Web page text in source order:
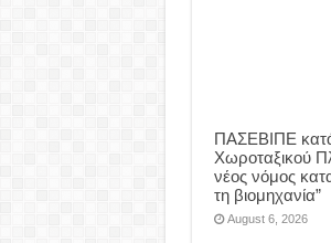
ΠΑΣΕΒΙΠΕ κατά
Χωροταξικού
νέος νόμος
τη βιομηχανία”
August 6, 2026